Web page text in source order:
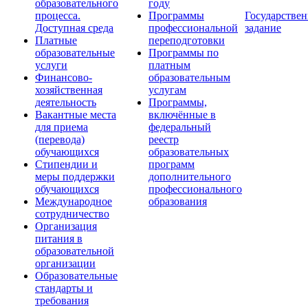
образовательного
процесса.
Доступная среда
Платные
образовательные
услуги
Финансово-
хозяйственная
деятельность
Вакантные места
для приема
(перевода)
обучающихся
Стипендии и
меры поддержки
обучающихся
Международное
сотрудничество
Организация
питания в
образовательной
организации
Образовательные
стандарты и
требования
году
Программы
профессиональной
переподготовки
Программы по
платным
образовательным
услугам
Программы,
включённые в
федеральный
реестр
образовательных
программ
дополнительного
профессионального
образования
задание